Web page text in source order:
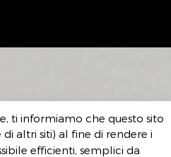
ti informiamo che questo sito
altri siti) al fine di rendere i
efficienti, semplici da